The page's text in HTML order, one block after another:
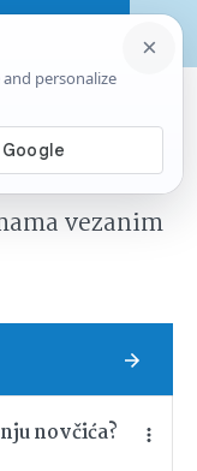
vezanim
novčića?